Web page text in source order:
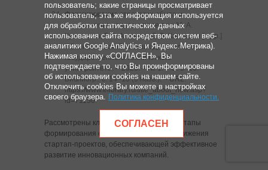
Формированиестратегии сбыта и
продвижения стартап-проектов /И. А.
Кузнецова, Г. З. Акимова, Д. В. Кадацкая [и др.]
// Экономический вестник Донбасского
государственного технического
университета. ‒ 2025. ‒ № 1. ‒ C. 5‒16. ‒
Библиогр.: с. 14‒15 (9 назв.). ‒URL:
https://www.elibrary.ru/title_about_new.asp?
id=71150.
Рассмотрены ключевые особенности и этапы
формирования стратегии сбыта и продвижения
стартап-проектов, обеспечивающей эффективное
развитие инновационных компаний.
пользователь; какие страницы просматривает
пользователь; эта же информация используется
для обработки статистических данных
использования сайта посредством систем веб-
аналитики Google Analytics и Яндекс.Метрика).
Нажимая кнопку «СОГЛАСЕН», Вы
подтверждаете то, что Вы проинформированы
об использовании cookies на нашем сайте.
Отключить cookies Вы можете в настройках
своего браузера. Политика конфиденциальности.
СОГЛАСЕН